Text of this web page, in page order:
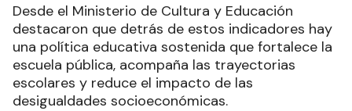
Desde el Ministerio de Cultura y Educación
destacaron que detrás de estos indicadores hay
una política educativa sostenida que fortalece la
escuela pública, acompaña las trayectorias
escolares y reduce el impacto de las
desigualdades socioeconómicas.